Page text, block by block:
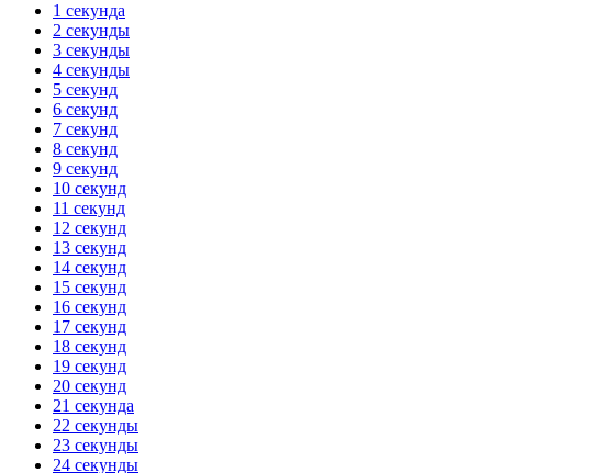
1 секунда
2 секунды
3 секунды
4 секунды
5 секунд
6 секунд
7 секунд
8 секунд
9 секунд
10 секунд
11 секунд
12 секунд
13 секунд
14 секунд
15 секунд
16 секунд
17 секунд
18 секунд
19 секунд
20 секунд
21 секунда
22 секунды
23 секунды
24 секунды